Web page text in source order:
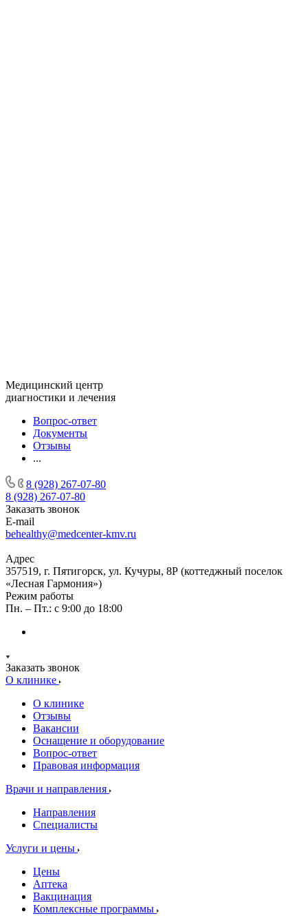
Медицинский центр
диагностики и лечения
Вопрос-ответ
Документы
Отзывы
...
8 (928) 267-07-80
8 (928) 267-07-80
Заказать звонок
E-mail
behealthy@medcenter-kmv.ru
Адрес
357519, г. Пятигорск, ул. Кучуры, 8Р (коттеджный поселок
«Лесная Гармония»)
Режим работы
Пн. – Пт.: с 9:00 до 18:00
Заказать звонок
О клинике
О клинике
Отзывы
Вакансии
Оснащение и оборудование
Вопрос-ответ
Правовая информация
Врачи и направления
Направления
Специалисты
Услуги и цены
Цены
Аптека
Вакцинация
Комплексные программы